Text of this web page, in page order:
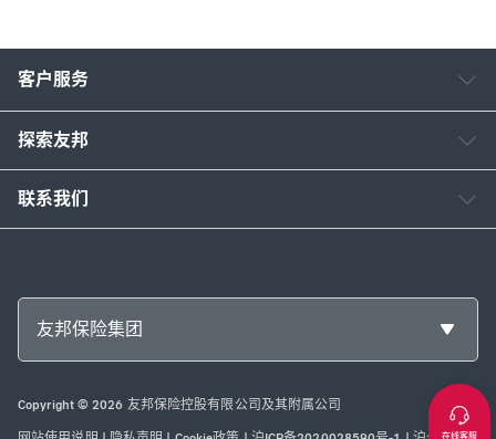
客户服务
探索友邦
联系我们
友邦保险集团
Copyright © 2026 友邦保险控股有限公司及其附属公司
在线客服